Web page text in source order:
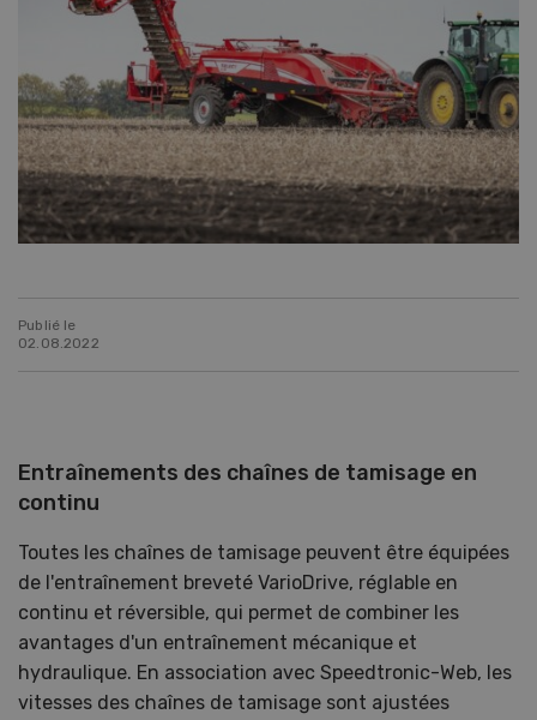
Publié le
02.08.2022
Entraînements des chaînes de tamisage en
continu
Toutes les chaînes de tamisage peuvent être équipées
de l'entraînement breveté VarioDrive, réglable en
continu et réversible, qui permet de combiner les
avantages d'un entraînement mécanique et
hydraulique. En association avec Speedtronic-Web, les
vitesses des chaînes de tamisage sont ajustées